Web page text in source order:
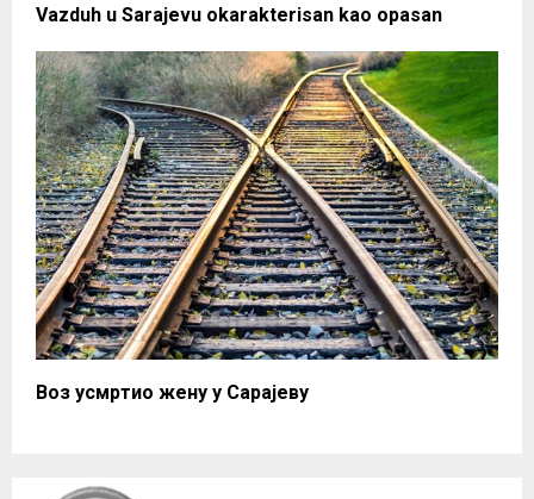
Vazduh u Sarajevu okarakterisan kao opasan
Воз усмртио жену у Сарајеву